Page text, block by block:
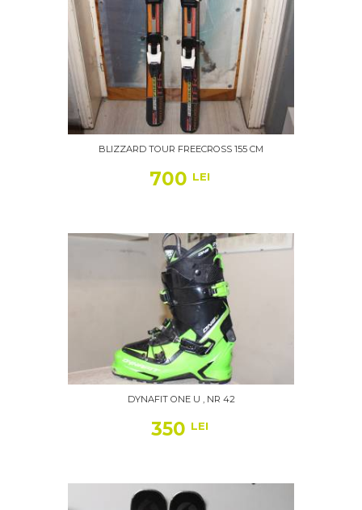
BLIZZARD TOUR FREECROSS 155 CM
700 LEI
DYNAFIT ONE U , NR 42
350 LEI